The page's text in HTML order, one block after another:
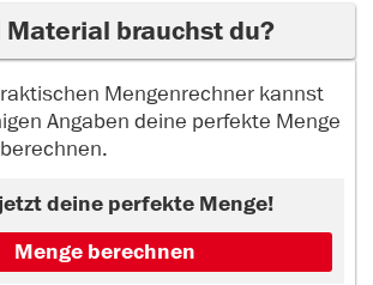
Material brauchst du?
Mengenrechner kannst
Angaben deine perfekte Menge
deine perfekte Menge!
Menge berechnen